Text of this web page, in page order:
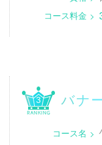
コース料金
3 バナ
コース名